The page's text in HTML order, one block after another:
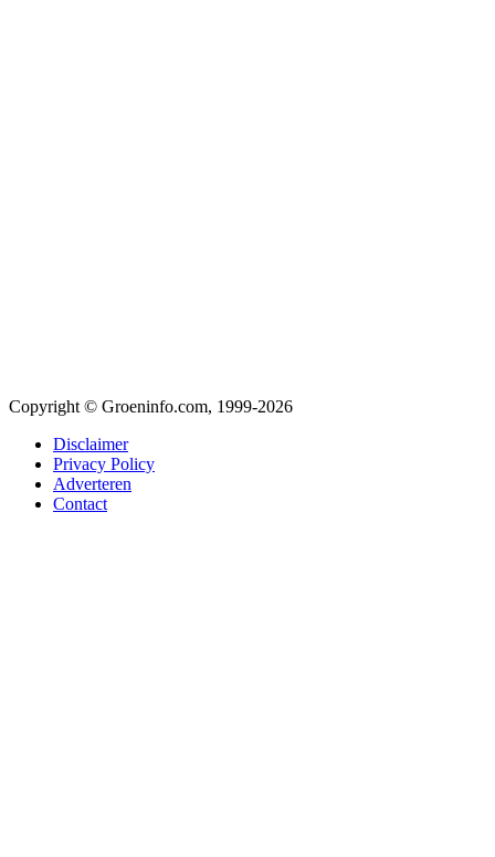
Copyright © Groeninfo.com, 1999-2026
Disclaimer
Privacy Policy
Adverteren
Contact